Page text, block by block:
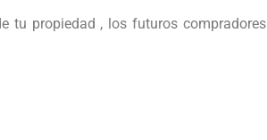
tu propiedad , los futuros compradores